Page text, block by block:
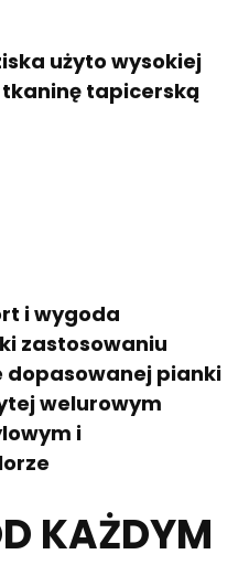
użyto wysokiej
tapicerską
i wygoda
zastosowaniu
dopasowanej pianki
welurowym
i
KAŻDYM